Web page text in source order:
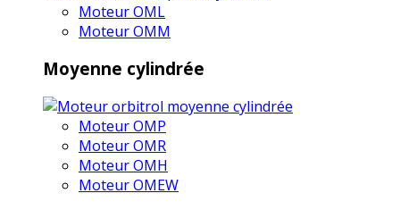
Moteur OML
Moteur OMM
Moyenne cylindrée
Moteur OMP
Moteur OMR
Moteur OMH
Moteur OMEW